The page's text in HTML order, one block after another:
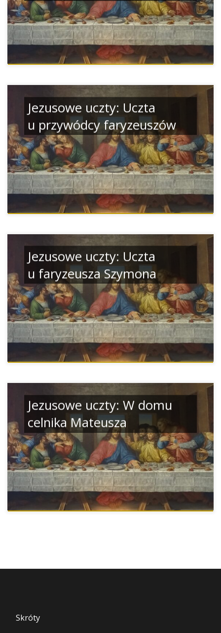
Jezusowe uczty: Uczta
u przywódcy faryzeuszów
Jezusowe uczty: Uczta
u faryzeusza Szymona
Jezusowe uczty: W domu
celnika Mateusza
Skróty